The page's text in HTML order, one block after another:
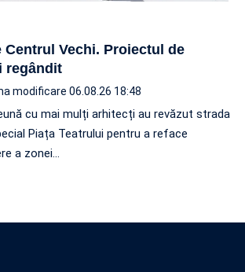
Centrul Vechi. Proiectul de
regândit
modificare 06.08.26 18:48
cu mai mulți arhitecți au revăzut strada
Piața Teatrului pentru a reface
a zonei…